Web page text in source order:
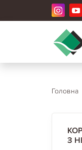
Головна
З